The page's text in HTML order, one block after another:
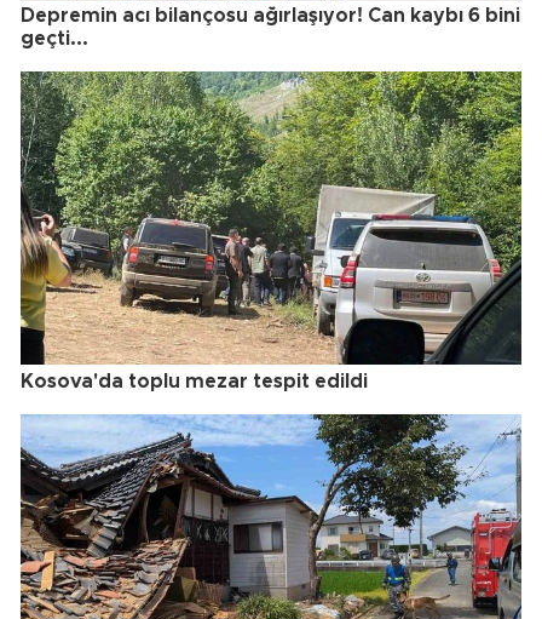
Depremin acı bilançosu ağırlaşıyor! Can kaybı 6 bini
geçti...
Kosova'da toplu mezar tespit edildi